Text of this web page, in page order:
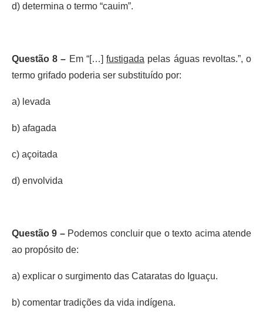
d) determina o termo “cauim”.
Questão 8 – Em “[…]fustigada pelas águas revoltas.”, o
termo grifado poderia ser substituído por:
a) levada
b) afagada
c) açoitada
d) envolvida
Questão 9 – Podemos concluir que o texto acima atende
ao propósito de:
a) explicar o surgimento das Cataratas do Iguaçu.
b) comentar tradições da vida indígena.